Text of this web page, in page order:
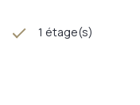
1 étage(s)